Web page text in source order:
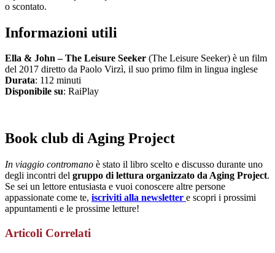
o scontato.
Informazioni utili
Ella & John – The Leisure Seeker (The Leisure Seeker) è un film
del 2017 diretto da Paolo Virzì, il suo primo film in lingua inglese
Durata: 112 minuti
Disponibile su: RaiPlay
Book club di Aging Project
In viaggio contromano è stato il libro scelto e discusso durante uno
degli incontri del gruppo di lettura organizzato da Aging Project.
Se sei un lettore entusiasta e vuoi conoscere altre persone
appassionate come te, iscriviti alla newsletter e scopri i prossimi
appuntamenti e le prossime letture!
Articoli Correlati